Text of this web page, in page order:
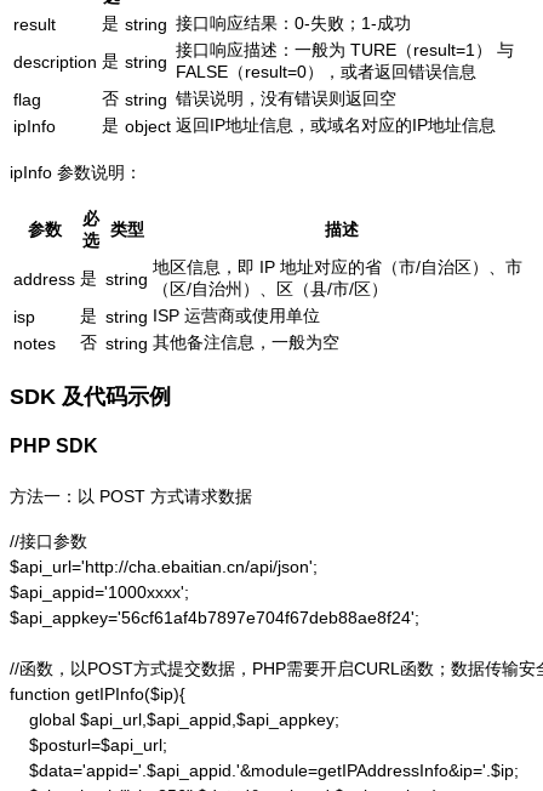
result
是 string 接口响应结果：0-失败；1-成功
description 是 string
接口响应描述：一般为 TURE（result=1） 与
FALSE（result=0），或者返回错误信息
flag
否 string 错误说明，没有错误则返回空
ipInfo
是 object 返回IP地址信息，或域名对应的IP地址信息
ipInfo 参数说明：
参数
必
选
类型 描述
address 是 string
地区信息，即 IP 地址对应的省（市/自治区）、市
（区/自治州）、区（县/市/区）
isp
是 string ISP 运营商或使用单位
notes
否 string 其他备注信息，一般为空
SDK 及代码示例
PHP SDK
方法一：以 POST 方式请求数据
//接口参数
$api_url='http://cha.ebaitian.cn/api/json';
$api_appid='1000xxxx';
$api_appkey='56cf61af4b7897e704f67deb88ae8f24';
//函数，以POST方式提交数据，PHP需要开启CURL函数；数据传输安
function getIPInfo($ip){
    global $api_url,$api_appid,$api_appkey;
    $posturl=$api_url;
    $data='appid='.$api_appid.'&module=getIPAddressInfo&ip='.$ip;